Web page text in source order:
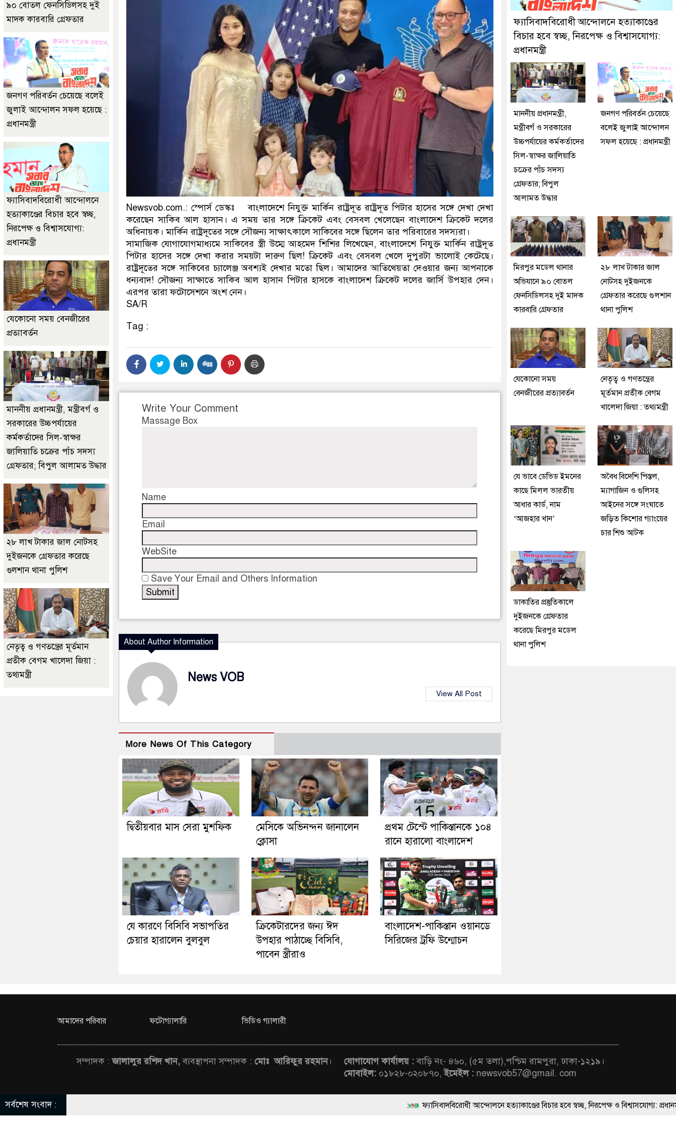
ডাকাতির প্রস্তুতিকালে দুইজনকে গ্রেফতার করেছে মিরপুর মডেল থানা পুলিশ
Newsvob.com.: স্পোর্স ডেস্কঃ বাংলাদেশে নিযুক্ত মার্কিন রাষ্ট্রদূত রাষ্ট্রদূত পিটার হাসের সঙ্গে দেখা দেখা
করেছেন সাকিব আল হাসান। এ সময় তার সঙ্গে ক্রিকেট এবং বেসবল খেলেছেন বাংলাদেশ ক্রিকেট দলের
অধিনায়ক। মার্কিন রাষ্ট্রদূতের সঙ্গে সৌজন্য সাক্ষাৎকালে সাকিবের সঙ্গে ছিলেন তার পরিবারের সদস্যরা।
সামাজিক যোগাযোগমাধ্যমে সাকিবের স্ত্রী উম্মে আহমেদ শিশির লিখেছেন, বাংলাদেশে নিযুক্ত মার্কিন রাষ্ট্রদূত
পিটার হাসের সঙ্গে দেখা করার সময়টা দারুণ ছিল! ক্রিকেট এবং বেসবল খেলে দুপুরটা ভালোই কেটেছে।
রাষ্ট্রদূতের সঙ্গে সাকিবের চ্যালেঞ্জ অবশ্যই দেখার মতো ছিল। আমাদের আতিথেয়তা দেওয়ার জন্য আপনাকে
ধন্যবাদ! সৌজন্য সাক্ষাতে সাকিব আল হাসান পিটার হাসকে বাংলাদেশ ক্রিকেট দলের জার্সি উপহার দেন।
এরপর তারা ফটোসেশনে অংশ নেন।
SA/R
Tag :
Write Your Comment
Massage Box
Name
Email
WebSite
Save Your Email and Others Information
About Author Information
News VOB
View All Post
More News Of This Category
দ্বিতীয়বার মাস সেরা মুশফিক
মেসিকে অভিনন্দন জানালেন
ক্লোসা
প্রথম টেস্টে পাকিস্তানকে ১০৪
রানে হারালো বাংলাদেশ
যে কারণে বিসিবি সভাপতির
চেয়ার হারালেন বুলবুল
ক্রিকেটারদের জন্য ঈদ
উপহার পাঠাচ্ছে বিসিবি,
পাবেন স্ত্রীরাও
বাংলাদেশ-পাকিস্তান ওয়ানডে
সিরিজের ট্রফি উন্মোচন
৯০ বোতল ফেনসিডিলসহ দুই
মাদক কারবারি গ্রেফতার
জনগণ পরিবর্তন চেয়েছে বলেই
জুলাই আন্দোলন সফল হয়েছে :
প্রধানমন্ত্রী
ফ্যাসিবাদবিরোধী আন্দোলনে
হত্যাকাণ্ডের বিচার হবে স্বচ্ছ,
নিরপেক্ষ ও বিশ্বাসযোগ্য:
প্রধানমন্ত্রী
যেকোনো সময় বেনজীরের
প্রত্যাবর্তন
মাননীয় প্রধানমন্ত্রী, মন্ত্রীবর্গ ও
সরকারের উচ্চপর্যায়ের
কর্মকর্তাদের সিল-স্বাক্ষর
জালিয়াতি চক্রের পাঁচ সদস্য
গ্রেফতার; বিপুল আলামত উদ্ধার
২৮ লাখ টাকার জাল নোটসহ
দুইজনকে গ্রেফতার করেছে
গুলশান থানা পুলিশ
নেতৃত্ব ও গণতন্ত্রের মূর্তমান
প্রতীক বেগম খালেদা জিয়া :
তথ্যমন্ত্রী
ফ্যাসিবাদবিরোধী আন্দোলনে হত্যাকাণ্ডের
বিচার হবে স্বচ্ছ, নিরপেক্ষ ও বিশ্বাসযোগ্য:
প্রধানমন্ত্রী
মাননীয় প্রধানমন্ত্রী,
মন্ত্রীবর্গ ও সরকারের
উচ্চপর্যায়ের কর্মকর্তাদের
সিল-স্বাক্ষর জালিয়াতি
চক্রের পাঁচ সদস্য
গ্রেফতার; বিপুল
আলামত উদ্ধার
জনগণ পরিবর্তন চেয়েছে
বলেই জুলাই আন্দোলন
সফল হয়েছে : প্রধানমন্ত্রী
মিরপুর মডেল থানার
অভিযানে ৯০ বোতল
ফেনসিডিলসহ দুই মাদক
কারবারি গ্রেফতার
২৮ লাখ টাকার জাল
নোটসহ দুইজনকে
গ্রেফতার করেছে গুলশান
থানা পুলিশ
যেকোনো সময়
বেনজীরের প্রত্যাবর্তন
নেতৃত্ব ও গণতন্ত্রের
মূর্তমান প্রতীক বেগম
খালেদা জিয়া : তথ্যমন্ত্রী
যে ভাবে ডেভিড ইমনের
কাছে মিলল ভারতীয়
আধার কার্ড, নাম
‘আজহার খান’
অবৈধ বিদেশি পিস্তল,
ম্যাগাজিন ও গুলিসহ
আইনের সঙ্গে সংঘাতে
জড়িত কিশোর গ্যাংয়ের
চার শিশু আটক
ডাকাতির প্রস্তুতিকালে
দুইজনকে গ্রেফতার
করেছে মিরপুর মডেল
থানা পুলিশ
আমাদের পরিবার ফটোগ্যালারি ভিডিও গ্যালারী
সম্পাদক :জালালুর রশিদ খান,ব্যবস্থাপনা সম্পাদক : মোঃ আরিফুর রহমান। যোগাযোগ কার্যালয় :বাড়ি নং- ৪৬০, (৫ম তলা),পশ্চিম রামপুরা, ঢাকা-১২১৯।
মোবাইল: ০১৮২৮-০২০৮৭০,ইমেইল : newsvob57@gmail. com
© All rights reserved © News Voice of Bangladesh | Theme Developed BY ThemesBazar.Com
সর্বশেষ সংবাদ : ফ্যাসিবাদবিরোধী আন্দোলনে হত্যাকাণ্ডের বিচার হবে স্বচ্ছ, নিরপেক্ষ ও বিশ্বাসযোগ্য: প্রধানমন্ত্রী